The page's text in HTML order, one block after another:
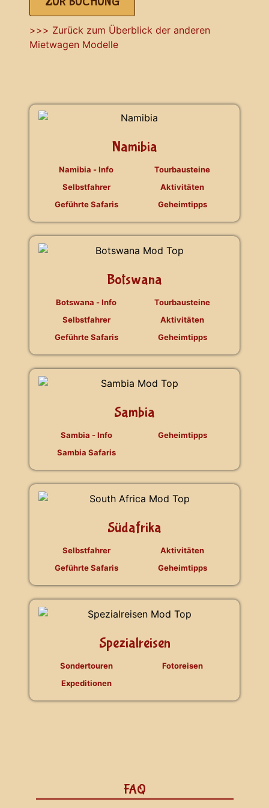
>>> Zurück zum Überblick der anderen
Mietwagen Modelle
Namibia
Namibia - Info
Selbstfahrer
Geführte Safaris
Tourbausteine
Aktivitäten
Geheimtipps
Botswana
Botswana - Info
Selbstfahrer
Geführte Safaris
Tourbausteine
Aktivitäten
Geheimtipps
Sambia
Sambia - Info
Sambia Safaris
Geheimtipps
Südafrika
Selbstfahrer
Geführte Safaris
Aktivitäten
Geheimtipps
Spezialreisen
Sondertouren
Expeditionen
Fotoreisen
FAQ